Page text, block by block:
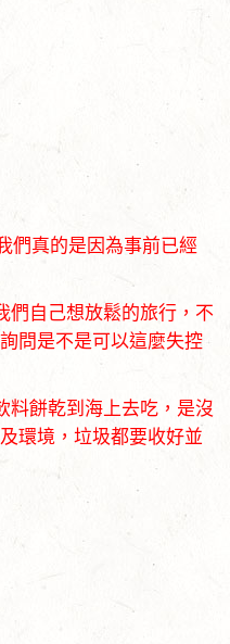
們真的是因為事前已經
們自己想放鬆的旅行，不
問是不是可以這麼失控
料餅乾到海上去吃，是沒
環境，垃圾都要收好並